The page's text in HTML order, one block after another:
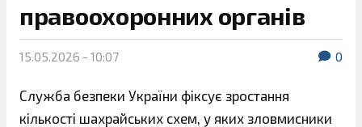
правоохоронних органів
15.05.2026 - 10:07 0
Служба безпеки України фіксує зростання
кількості шахрайських схем, у яких зловмисники